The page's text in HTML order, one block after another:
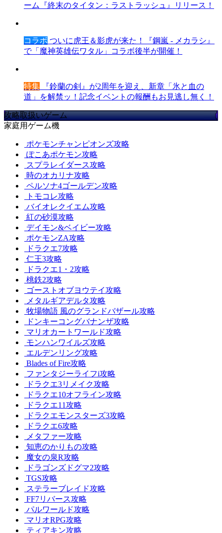
ーム『終末のタイタン：ラストラッシュ』リリース！
コラボ ついに虎王＆影虎が来た！『鋼嵐 - メカラシ』
で「魔神英雄伝ワタル」コラボ後半が開催！
特集 『鈴蘭の剣』が2周年を迎え、新章「氷と血の
道」を解禁ッ！記念イベントの報酬もお見逃し無く！
攻略取扱いゲーム
家庭用ゲーム機
ポケモンチャンピオンズ攻略
ぽこあポケモン攻略
スプラレイダース攻略
時のオカリナ攻略
ペルソナ4ゴールデン攻略
トモコレ攻略
バイオレクイエム攻略
紅の砂漠攻略
デイモン&ベイビー攻略
ポケモンZA攻略
ドラクエ7攻略
仁王3攻略
ドラクエ1・2攻略
桃鉄2攻略
ゴーストオブヨウテイ攻略
メタルギアデルタ攻略
牧場物語 風のグランドバザール攻略
ドンキーコングバナンザ攻略
マリオカートワールド攻略
モンハンワイルズ攻略
エルデンリング攻略
Blades of Fire攻略
ファンタジーライフi攻略
ドラクエ3リメイク攻略
ドラクエ10オフライン攻略
ドラクエ11攻略
ドラクエモンスターズ3攻略
ドラクエ6攻略
メタファー攻略
知恵のかりもの攻略
魔女の泉R攻略
ドラゴンズドグマ2攻略
TGS攻略
ステラーブレイド攻略
FF7リバース攻略
パルワールド攻略
マリオRPG攻略
ティアキン攻略